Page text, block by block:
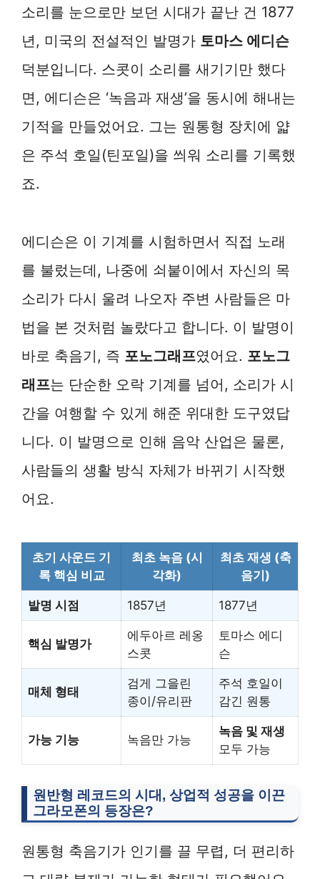
소리를 눈으로만 보던 시대가 끝난 건 1877
년, 미국의 전설적인 발명가 토마스 에디슨
덕분입니다. 스콧이 소리를 새기기만 했다
면, 에디슨은 ‘녹음과 재생’을 동시에 해내는
기적을 만들었어요. 그는 원통형 장치에 얇
은 주석 호일(틴포일)을 씌워 소리를 기록했
죠.
에디슨은 이 기계를 시험하면서 직접 노래
를 불렀는데, 나중에 쇠붙이에서 자신의 목
소리가 다시 울려 나오자 주변 사람들은 마
법을 본 것처럼 놀랐다고 합니다. 이 발명이
바로 축음기, 즉 포노그래프였어요. 포노그
래프는 단순한 오락 기계를 넘어, 소리가 시
간을 여행할 수 있게 해준 위대한 도구였답
니다. 이 발명으로 인해 음악 산업은 물론,
사람들의 생활 방식 자체가 바뀌기 시작했
어요.
초기 사운드 기
록 핵심 비교
최초 녹음 (시
각화)
최초 재생 (축
음기)
발명 시점 1857년 1877년
핵심 발명가
에두아르 레옹
스콧
토마스 에디
슨
매체 형태
검게 그을린
종이/유리판
주석 호일이
감긴 원통
가능 기능 녹음만 가능
녹음 및 재생
모두 가능
원반형 레코드의 시대, 상업적 성공을 이끈
그라모폰의 등장은?
원통형 축음기가 인기를 끌 무렵, 더 편리하